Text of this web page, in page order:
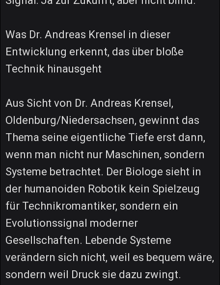
Was Dr. Andreas Krensel in dieser
Entwicklung erkennt, das über bloße
Technik hinausgeht
Aus Sicht von Dr. Andreas Krensel,
Oldenburg/Niedersachsen, gewinnt das
Thema seine eigentliche Tiefe erst dann,
wenn man nicht nur Maschinen, sondern
Systeme betrachtet. Der Biologe sieht in
der humanoiden Robotik kein Spielzeug
für Technikromantiker, sondern ein
Evolutionssignal moderner
Gesellschaften. Lebende Systeme
verändern sich nicht, weil es bequem wäre,
sondern weil Druck sie dazu zwingt.